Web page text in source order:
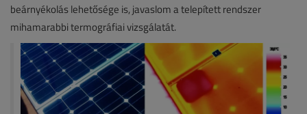
beárnyékolás lehetősége is, javaslom a telepített rendszer
mihamarabbi termográfiai vizsgálatát.